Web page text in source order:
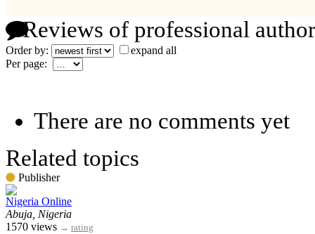
Reviews of professional
Order by:
expand all
Per page:
There are no comments yet
Related topics
Publisher
Nigeria Online
Abuja, Nigeria
1570 views → rating